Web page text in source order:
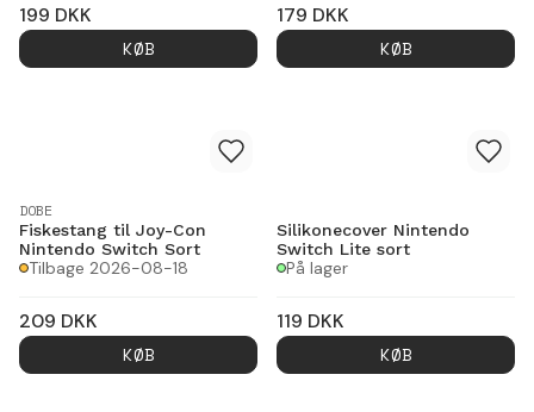
199 DKK
KØB
179 DKK
KØB
DOBE
Fiskestang til Joy-Con
Nintendo Switch Sort
Tilbage 2026-08-18
209 DKK
KØB
Silikonecover Nintendo
Switch Lite sort
På lager
119 DKK
KØB